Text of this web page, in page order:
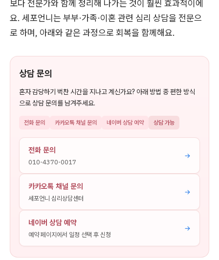
보다 전문가와 함께 정리해 나가는 것이 훨씬 효과적이에
요. 세포언니는 부부·가족·이혼 관련 심리 상담을 전문으
로 하며, 아래와 같은 과정으로 회복을 함께해요.
상담 문의
혼자 감당하기 벅찬 시간을 지나고 계신가요? 아래 방법 중 편한 방식
으로 상담 문의를 남겨주세요.
전화 문의 카카오톡 채널 문의 네이버 상담 예약 상담 가능
전화 문의
010-4370-0017
→
카카오톡 채널 문의
세포언니 심리상담센터
→
네이버 상담 예약
예약 페이지에서 일정 선택 후 신청
→